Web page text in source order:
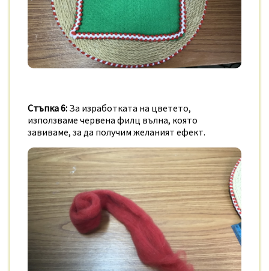
Стъпка 6: За изработката на цветето,
използваме червена филц вълна, която
завиваме, за да получим желаният ефект.